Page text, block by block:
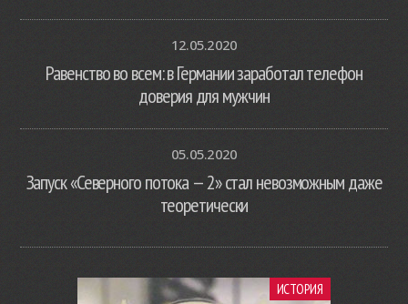
12.05.2020
Равенство во всем: в Германии заработал телефон
доверия для мужчин
05.05.2020
Запуск «Северного потока — 2» стал невозможным даже
теоретически
ИСТОРИЯ